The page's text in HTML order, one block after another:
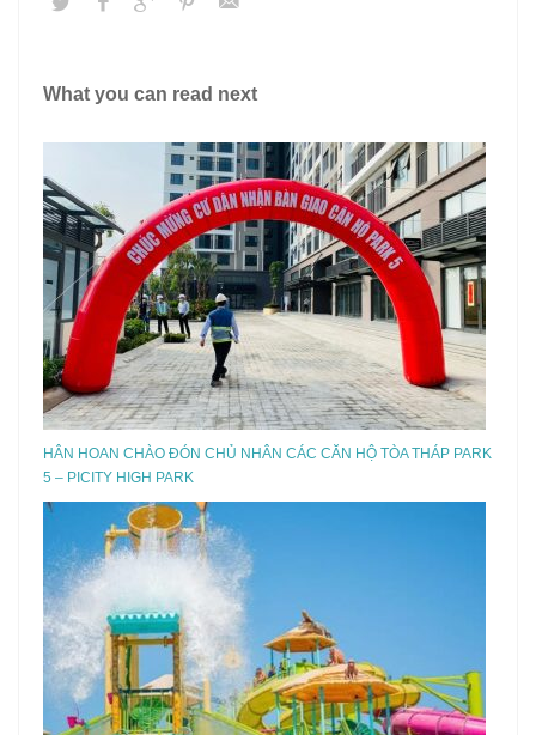
What you can read next
HÂN HOAN CHÀO ĐÓN CHỦ NHÂN CÁC CĂN HỘ TÒA THÁP PARK
5 – PICITY HIGH PARK